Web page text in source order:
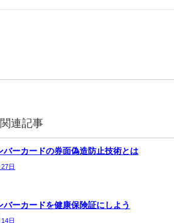
連記事
バーカードの券面偽造防止技術とは
日
バーカードを健康保険証にしよう
日